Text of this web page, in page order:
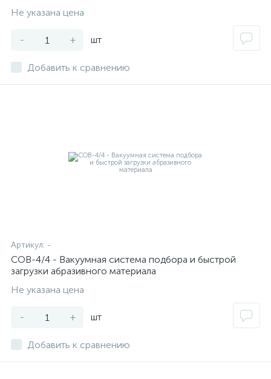
Не указана цена
- + шт
Добавить к сравнению
Артикул: -
СОВ-4/4 - Вакуумная система подбора и быстрой
загрузки абразивного материала
Не указана цена
- + шт
Добавить к сравнению